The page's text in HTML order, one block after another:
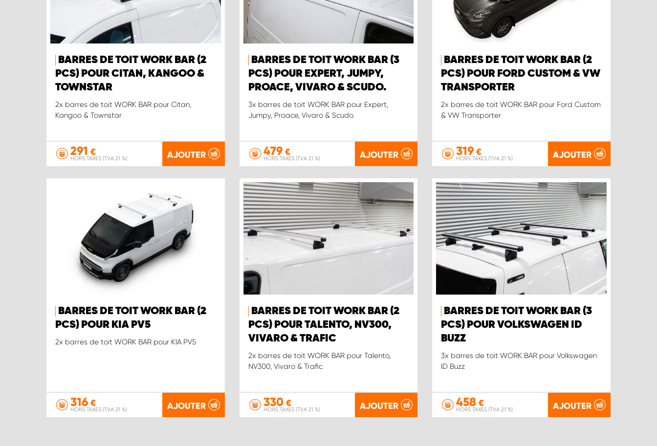
BARRES DE TOIT WORK BAR (2
PCS) POUR CITAN, KANGOO &
TOWNSTAR
2x barres de toit WORK BAR pour Citan,
Kangoo & Townstar
291 €
HORS TAXES (TVA 21 %) AJOUTER
BARRES DE TOIT WORK BAR (3
PCS) POUR EXPERT, JUMPY,
PROACE, VIVARO & SCUDO.
3x barres de toit WORK BAR pour Expert,
Jumpy, Proace, Vivaro & Scudo.
479€
HORS TAXES (TVA 21 %) AJOUTER
BARRES DE TOIT WORK BAR (2
PCS) POUR FORD CUSTOM & VW
TRANSPORTER
2x barres de toit WORK BAR pour Ford Custom
& VW Transporter
319 €
HORS TAXES (TVA 21 %) AJOUTER
BARRES DE TOIT WORK BAR (2
PCS) POUR KIA PV5
2x barres de toit WORK BAR pour KIA PV5
316 €
HORS TAXES (TVA 21 %) AJOUTER
BARRES DE TOIT WORK BAR (2
PCS) POUR TALENTO, NV300,
VIVARO & TRAFIC
2x barres de toit WORK BAR pour Talento,
NV300, Vivaro & Trafic
330€
HORS TAXES (TVA 21 %) AJOUTER
BARRES DE TOIT WORK BAR (3
PCS) POUR VOLKSWAGEN ID
BUZZ
3x barres de toit WORK BAR pour Volkswagen
ID Buzz
458 €
HORS TAXES (TVA 21 %) AJOUTER